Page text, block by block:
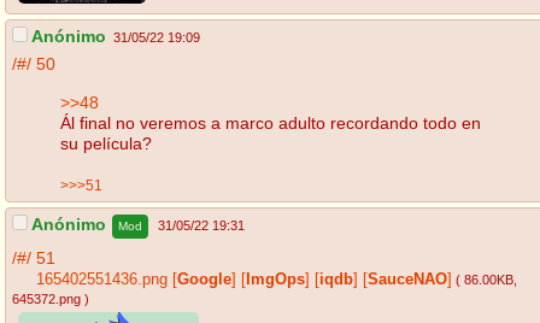
Anónimo 31/05/22 19:09
/#/ 50
>>48
Ál final no veremos a marco adulto recordando todo en
su película?
>>>51
Anónimo Mod 31/05/22 19:31
/#/ 51
165402551436.png Google ImgOps iqdb SauceNAO ( 86.00KB
645372.png )